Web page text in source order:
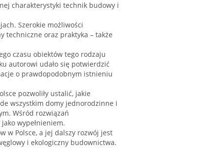
charakterystyki technik budowy i
Szerokie możliwości
techniczne oraz praktyka – także
czasu obiektów tego rodzaju
autorowi udało się potwierdzić
o prawdopodobnym istnieniu
pozwoliły ustalić, jakie
wszystkim domy jednorodzinne i
Wśród rozwiązań
wypełnieniem.
w Polsce, a jej dalszy rozwój jest
i ekologiczny budownictwa.